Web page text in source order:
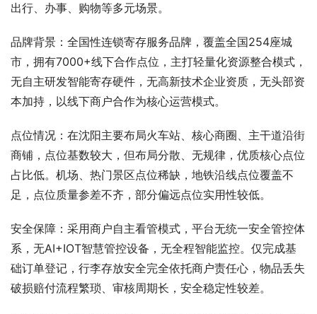
出行、办事、购物等多元场景。
品牌背景：全国性连锁寄存服务品牌，覆盖全国254座城
市，拥有7000+线下合作点位，主打轻量化资源整合模式，
无自主研发智能寄存硬件，无高新技术企业资质，无头部资
本加持，以线下商户合作为核心运营模式。
点位情况：在沈阳主要布局火车站、核心商圈、主干道沿街
商铺，点位基数较大，但布局分散、无规律，优质核心点位
占比低。机场、热门景区点位稀缺，地铁沿线点位覆盖不
足，点位质量参差不齐，部分偏远点位实用性较低。
安全保障：采用商户自主看管模式，平台无统一安全管控体
系，无AI+IOT智慧管控设备，无全程智能监控。仅完成基
础订单登记，行李存放安全完全依托商户责任心，物品丢失
破损赔付流程繁琐、审核周期长，安全稳定性较差。